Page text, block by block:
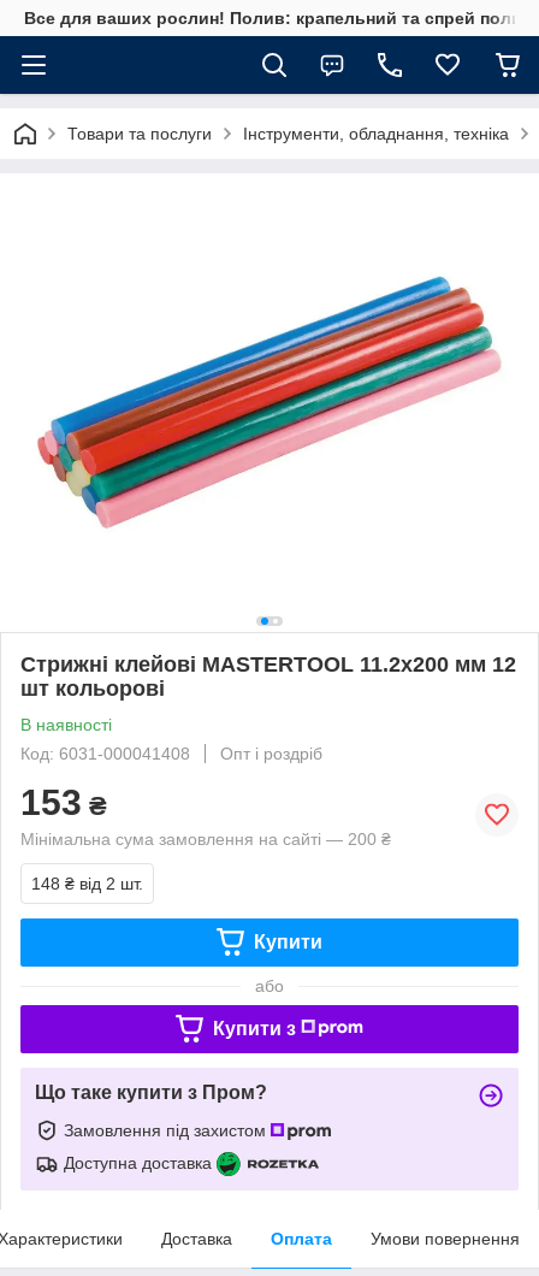
Все для ваших рослин! Полив: крапельний та спрей полив,
Товари та послуги Інструменти, обладнання, техніка
Стрижні клейові MASTERTOOL 11.2х200 мм 12
шт кольорові
В наявності
Код: 6031-000041408
Опт і роздріб
153 ₴
Мінімальна сума замовлення на сайті — 200 ₴
148 ₴ від 2 шт.
Купити
або
Купити з
Що таке купити з Пром?
Замовлення під захистом
Доступна доставка
Доставка Оплата Умови повернення